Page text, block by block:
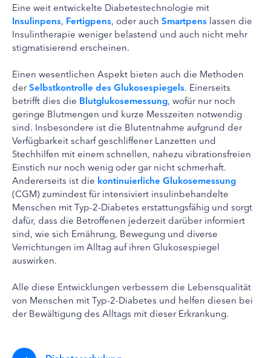
Eine weit entwickelte Diabetestechnologie mit
Insulinpens, Fertigpens, oder auch Smartpens lassen die
Insulintherapie weniger belastend und auch nicht mehr
stigmatisierend erscheinen.
Einen wesentlichen Aspekt bieten auch die Methoden
derSelbstkontrolle des Glukosespiegels. Einerseits
betrifft dies die Blutglukosemessung, wofür nur noch
geringe Blutmengen und kurze Messzeiten notwendig
sind. Insbesondere ist die Blutentnahme aufgrund der
Verfügbarkeit scharf geschliffener Lanzetten und
Stechhilfen mit einem schnellen, nahezu vibrationsfreien
Einstich nur noch wenig oder gar nicht schmerhaft.
Andererseits ist die kontinuierliche Glukosemessung
(CGM) zumindest für intensiviert insulinbehandelte
Menschen mit Typ-2-Diabetes erstattungsfähig und sorgt
dafür, dass die Betroffenen jederzeit darüber informiert
sind, wie sich Ernährung, Bewegung und diverse
Verrichtungen im Alltag auf ihren Glukosespiegel
auswirken.
Alle diese Entwicklungen verbessern die Lebensqualität
von Menschen mit Typ-2-Diabetes und helfen diesen bei
der Bewältigung des Alltags mit dieser Erkrankung.